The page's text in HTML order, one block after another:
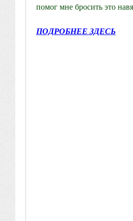
помог мне бросить это
ПОДРОБНЕЕ ЗДЕСЬ